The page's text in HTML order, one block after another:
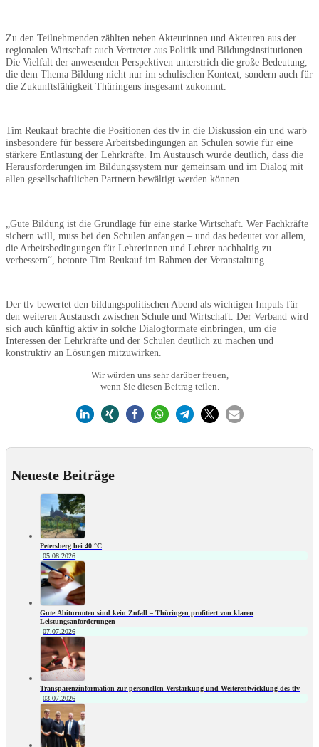
Zu den Teilnehmenden zählten neben Akteurinnen und Akteuren aus der
regionalen Wirtschaft auch Vertreter aus Politik und Bildungsinstitutionen.
Die Vielfalt der anwesenden Perspektiven unterstrich die große Bedeutung,
die dem Thema Bildung nicht nur im schulischen Kontext, sondern auch für
die Zukunftsfähigkeit Thüringens insgesamt zukommt.
Tim Reukauf brachte die Positionen des tlv in die Diskussion ein und warb
insbesondere für bessere Arbeitsbedingungen an Schulen sowie für eine
stärkere Entlastung der Lehrkräfte. Im Austausch wurde deutlich, dass die
Herausforderungen im Bildungssystem nur gemeinsam und im Dialog mit
allen gesellschaftlichen Partnern bewältigt werden können.
„Gute Bildung ist die Grundlage für eine starke Wirtschaft. Wer Fachkräfte
sichern will, muss bei den Schulen anfangen – und das bedeutet vor allem,
die Arbeitsbedingungen für Lehrerinnen und Lehrer nachhaltig zu
verbessern“, betonte Tim Reukauf im Rahmen der Veranstaltung.
Der tlv bewertet den bildungspolitischen Abend als wichtigen Impuls für
den weiteren Austausch zwischen Schule und Wirtschaft. Der Verband wird
sich auch künftig aktiv in solche Dialogformate einbringen, um die
Interessen der Lehrkräfte und der Schulen deutlich zu machen und
konstruktiv an Lösungen mitzuwirken.
Wir würden uns sehr darüber freuen,
wenn Sie diesen Beitrag teilen.
Neueste Beiträge
Petersberg bei 40 °C
05.08.2026
Gute Abiturnoten sind kein Zufall – Thüringen profitiert von klaren
Leistungsanforderungen
07.07.2026
Transparenzinformation zur personellen Verstärkung und Weiterentwicklung des tlv
03.07.2026